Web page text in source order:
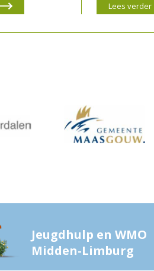
Lees verder
Jeugdhulp en WMO
Midden-Limburg